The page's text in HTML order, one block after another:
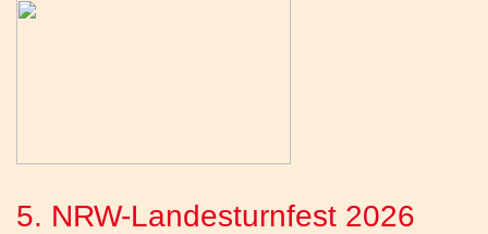
5. NRW-Landesturnfest 2026